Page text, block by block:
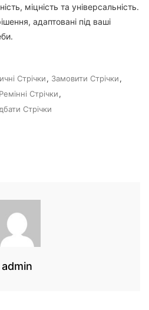
міцність та універсальність.
адаптовані під ваші
Стрічки, Замовити Стрічки,
Стрічки,
Стрічки
admin